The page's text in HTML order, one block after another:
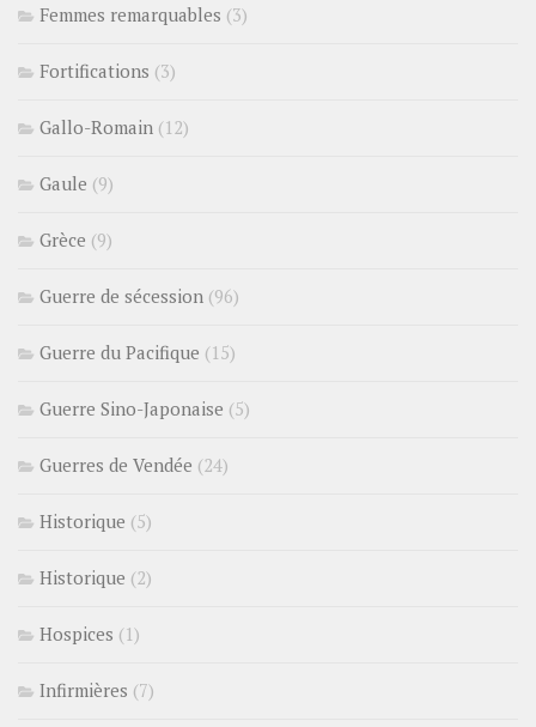
Femmes remarquables (3)
Fortifications (3)
Gallo-Romain (12)
Gaule (9)
Grèce (9)
Guerre de sécession (96)
Guerre du Pacifique (15)
Guerre Sino-Japonaise (5)
Guerres de Vendée (24)
Historique (5)
Historique (2)
Hospices (1)
Infirmières (7)